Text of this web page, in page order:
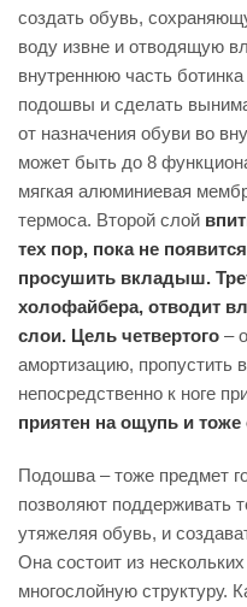
создать обувь,
воду извне и отводящую
внутреннюю часть
подошвы и сделать
от назначения обуви во
может быть до 8
мягкая алюминиевая
термоса. Второй слой
тех пор, пока не
просушить вкладыш.
холофайбера, отводит
слои. Цель четвертого –
амортизацию, пропустить
непосредственно к ноге
приятен на ощупь и тоже
Подошва ­– тоже предмет
позволяют поддерживать
утяжеляя обувь, и
Она состоит из
многослойную структуру.